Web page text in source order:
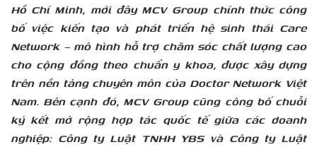
Hồ Chí Minh, mới đây MCV Group chính thức công
bố việc kiến tạo và phát triển hệ sinh thái Care
Network – mô hình hỗ trợ chăm sóc chất lượng cao
cho cộng đồng theo chuẩn y khoa, được xây dựng
trên nền tảng chuyên môn của Doctor Network Việt
Nam. Bên cạnh đó, MCV Group cũng công bố chuỗi
ký kết mở rộng hợp tác quốc tế giữa các doanh
nghiệp: Công ty Luật TNHH YBS và Công ty Luật